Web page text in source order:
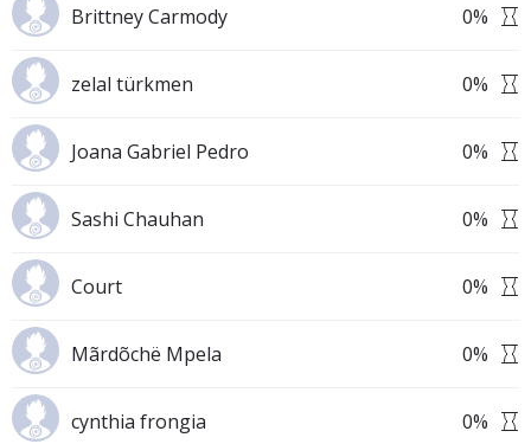
Brittney Carmody 0%
zelal türkmen 0%
Joana Gabriel Pedro 0%
Sashi Chauhan 0%
Court 0%
Mãrdõchë Mpela 0%
cynthia frongia 0%